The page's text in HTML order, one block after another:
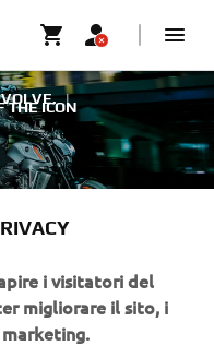
THE ICON
|
OF
i visitatori del
migliorare il sito, i